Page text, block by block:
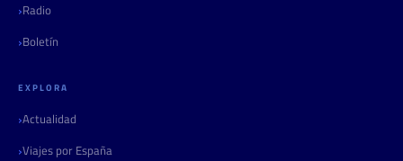
Radio
Boletín
EXPLORA
Actualidad
Viajes por España